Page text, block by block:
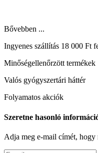
Bővebben ...
Ingyenes szállítás 18 000 Ft
Minőségellenőrzött termékek
Valós gyógyszertári háttér
Folyamatos akciók
Szeretne hasonló
Adja meg e-mail címét, hogy